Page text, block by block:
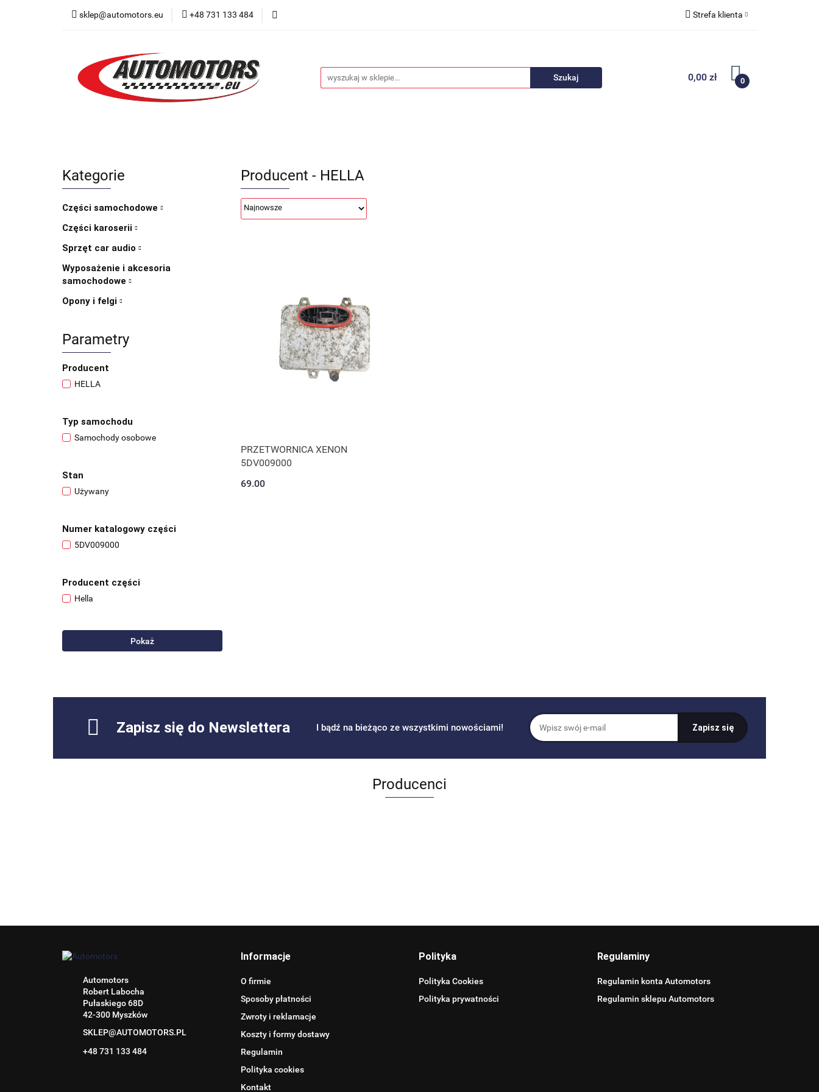
sklep@automotors.eu +48 731 133 484 Strefa klienta
Zarejestruj się
Dodaj zgłoszenie
0,00 zł 0
Części samochodowe
Car audio Nowości
Kategorie
Części samochodowe
Części karoserii
Sprzęt car audio
Wyposażenie i akcesoria
samochodowe
Opony i felgi
Parametry
Producent
HELLA
Typ samochodu
Samochody osobowe
Stan
Używany
Numer katalogowy części
5DV009000
Producent części
Hella
Pokaż
Producent - HELLA
PRZETWORNICA XENON
5DV009000
69.00
Zapisz się do Newslettera I bądź na bieżąco ze wszystkimi nowościami!
Producenci
Automotors
Robert Labocha
Pułaskiego 68D
42-300 Myszków
SKLEP@AUTOMOTORS.PL
+48 731 133 484
Informacje
O firmie
Sposoby płatności
Zwroty i reklamacje
Koszty i formy dostawy
Regulamin
Polityka cookies
Kontakt
Polityka
Polityka Cookies
Polityka prywatności
Regulaminy
Regulamin konta Automotors
Regulamin sklepu Automotors